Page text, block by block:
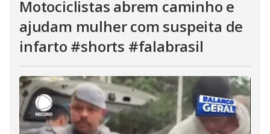
Motociclistas abrem caminho e
ajudam mulher com suspeita de
infarto #shorts #falabrasil